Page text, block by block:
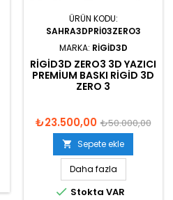
ÜRÜN KODU:
SAHRA3DPRI03ZERO3
MARKA: RIGID3D
RIGID3D ZERO3 3D YAZICI
PREMIUM BASKI RIGID 3D
ZERO 3
₺23.500,00 ₺50.000,00
 Sepete ekle
Daha fazla
 Stokta VAR